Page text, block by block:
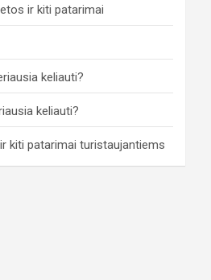
ir kiti patarimai
keliauti?
keliauti?
kiti patarimai turistaujantiems